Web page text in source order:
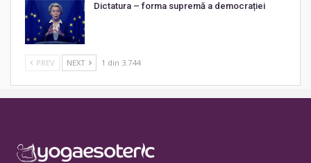
Dictatura – forma supremă a democrației
PREV NEXT 1 din 3.744